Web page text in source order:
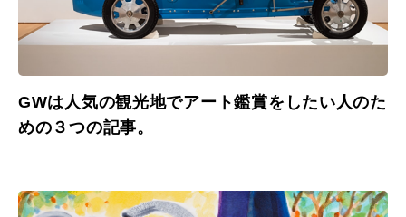
GWは人気の観光地でアート鑑賞をしたい人のた
めの３つの記事。